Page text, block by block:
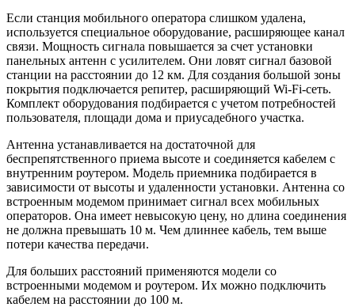
Если станция мобильного оператора слишком удалена,
используется специальное оборудование, расширяющее канал
связи. Мощность сигнала повышается за счет установки
панельных антенн с усилителем. Они ловят сигнал базовой
станции на расстоянии до 12 км. Для создания большой зоны
покрытия подключается репитер, расширяющий Wi-Fi-сеть.
Комплект оборудования подбирается с учетом потребностей
пользователя, площади дома и приусадебного участка.
Антенна устанавливается на достаточной для
беспрепятственного приема высоте и соединяется кабелем с
внутренним роутером. Модель приемника подбирается в
зависимости от высоты и удаленности установки. Антенна со
встроенным модемом принимает сигнал всех мобильных
операторов. Она имеет невысокую цену, но длина соединения
не должна превышать 10 м. Чем длиннее кабель, тем выше
потери качества передачи.
Для больших расстояний применяются модели со
встроенными модемом и роутером. Их можно подключить
кабелем на расстоянии до 100 м.